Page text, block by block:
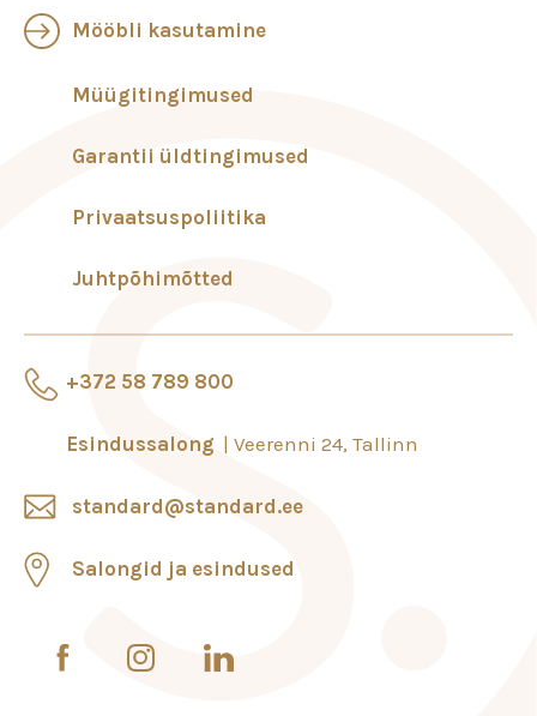
+372 58 789 800
Esindussalong Veerenni 24, Tallinn
standard@standard.ee
Salongid ja esindused
Mööbli kasutamine
Müügitingimused
Garantii üldtingimused
Privaatsuspoliitika
Juhtpõhimõtted